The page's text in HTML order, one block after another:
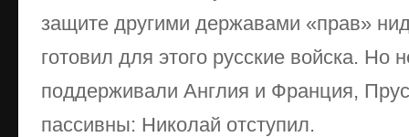
защите другими державами «прав»
готовил для этого русские войска. Но
поддерживали Англия и Франция,
пассивны: Николай отступил.